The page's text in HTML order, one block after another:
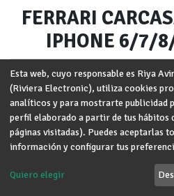
FERRARI
IPHONE 6/7/
Marca: FERRARI
Modelo:iPhone 6/7/8/SE
Términos y condiciones
Garantía de devolución de 30
Envío: 2-3 días laborales
Esta web, cuyo responsable es Riya
(Riviera Electronic), utiliza cookies
analíticos y para mostrarte publicidad
perfil elaborado a partir de tus hábitos
páginas visitadas). Puedes aceptarlas
información y configurar tus
Quiero elegir